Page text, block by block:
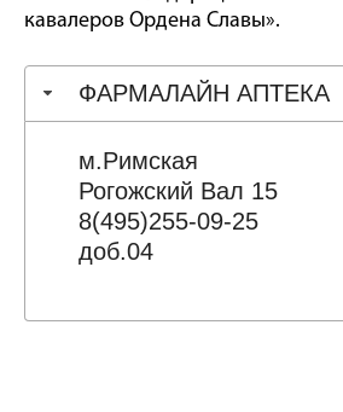
кавалеров Ордена Славы».
ФАРМАЛАЙН АПТЕКА
м.Римская
Рогожский Вал 15
8(495)255-09-25
доб.04